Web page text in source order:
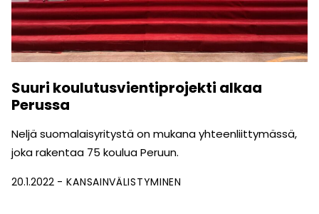
Suuri koulutusvientiprojekti alkaa
Perussa
Neljä suomalaisyritystä on mukana yhteenliittymässä,
joka rakentaa 75 koulua Peruun.
20.1.2022 KANSAINVÄLISTYMINEN